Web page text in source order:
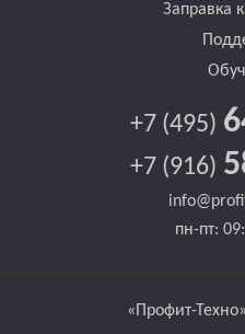
Заправка
+7 (495)
+7 (916)
пн-пт:
«Профит-